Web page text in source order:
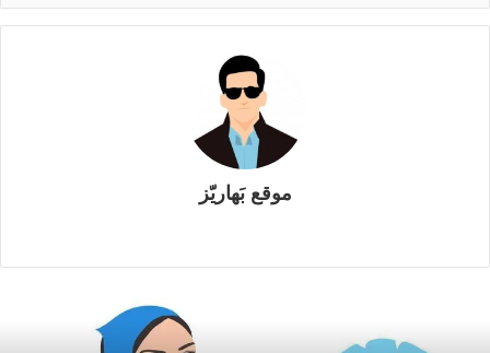
موقع بَهاريّز